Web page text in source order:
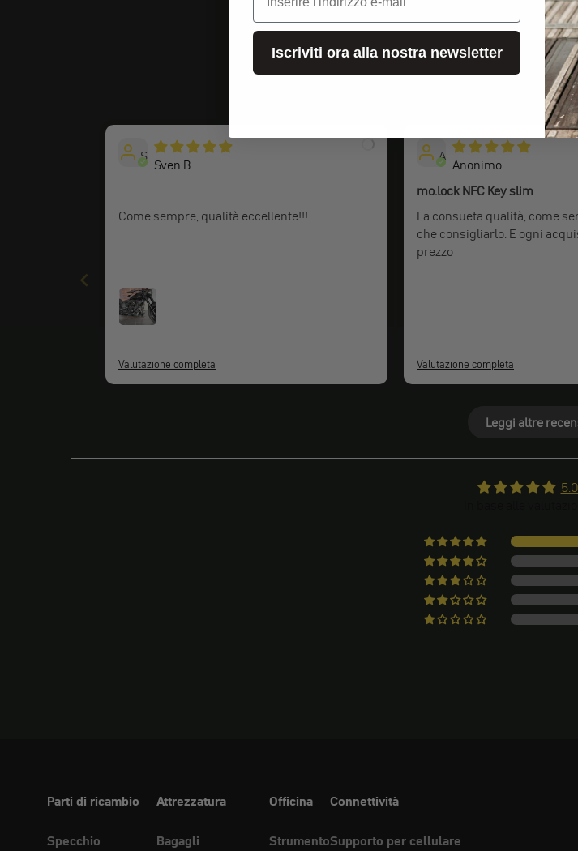
Valutazioni
S Sven B.
Come sempre, qualità eccellente!!!
Valutazione completa
A Anonimo
mo.lock NFC Key slim
La consueta qualità, come
che consigliarlo. E ogni
prezzo
Valutazione completa
Leggi altre
Parti di ricambio
Specchio
Attrezzatura
Bagagli
Officina
Strumento
Connettività
Supporto per cellulare
Iscriviti ora alla nostra newsletter